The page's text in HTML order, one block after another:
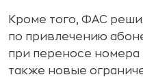
Кроме того, ФАС
по привлечению
при переносе
также новые